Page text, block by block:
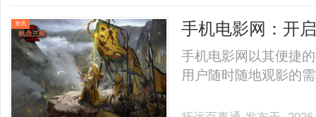
资讯 手机电影网：开
手机电影网以其便捷
用户随时随地观影的